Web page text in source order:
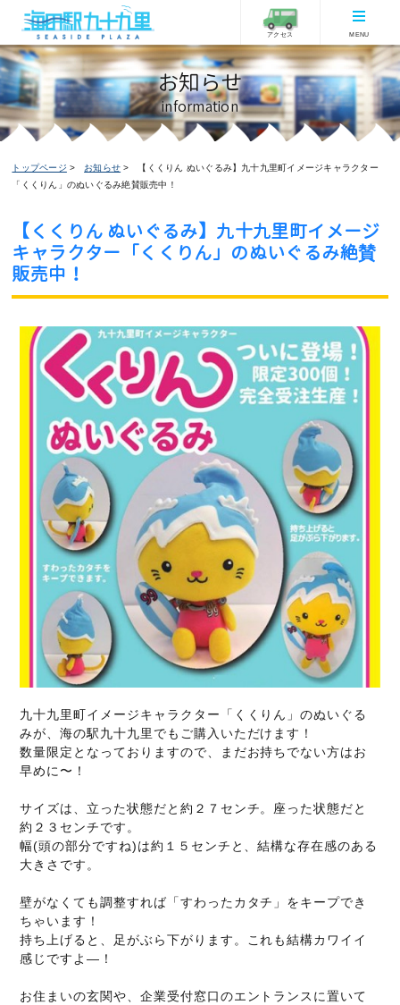
アクセス MENU
お知らせ
information
トップページ お知らせ
【くくりん ぬいぐるみ】九十九里町イメージキャラクター
「くくりん」のぬいぐるみ絶賛販売中！
【くくりん ぬいぐるみ】九十九里町イメージ
キャラクター「くくりん」のぬいぐるみ絶賛
販売中！
九十九里町イメージキャラクター「くくりん」のぬいぐる
みが、海の駅九十九里でもご購入いただけます！
数量限定となっておりますので、まだお持ちでない方はお
早めに〜！
サイズは、立った状態だと約２７センチ。座った状態だと
約２３センチです。
幅(頭の部分ですね)は約１５センチと、結構な存在感のある
大きさです。
壁がなくても調整すれば「すわったカタチ」をキープでき
ちゃいます！
持ち上げると、足がぶら下がります。これも結構カワイイ
感じですよ―！
お住まいの玄関や、企業受付窓口のエントランスに置いて